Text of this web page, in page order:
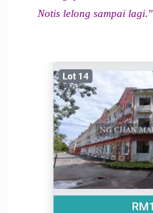
Notis lelong sampai lagi."